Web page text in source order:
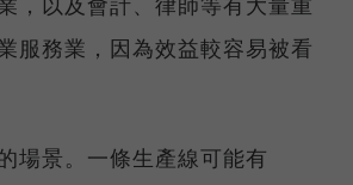
服務業，因為效益較容易被看
場景。一條生產線可能有